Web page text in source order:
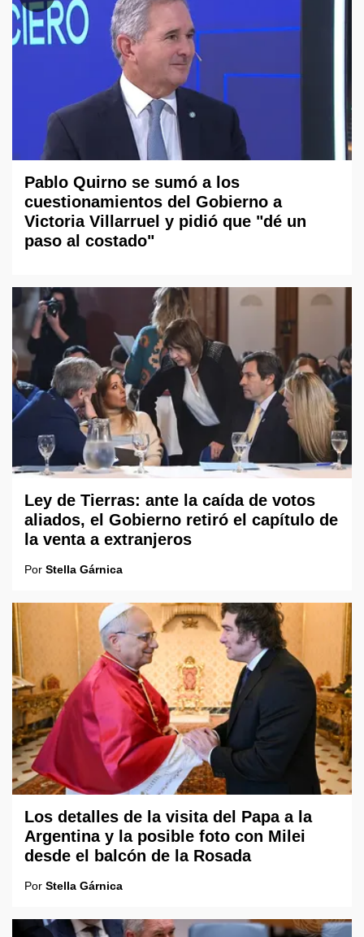
Pablo Quirno se sumó a los
cuestionamientos del Gobierno a
Victoria Villarruel y pidió que "dé un
paso al costado"
Ley de Tierras: ante la caída de votos
aliados, el Gobierno retiró el capítulo de
la venta a extranjeros
Por Stella Gárnica
Los detalles de la visita del Papa a la
Argentina y la posible foto con Milei
desde el balcón de la Rosada
Por Stella Gárnica